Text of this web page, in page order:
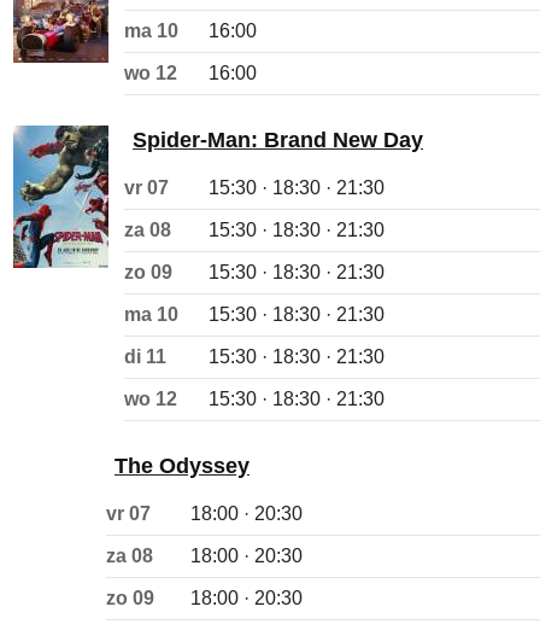
ma 10 16:00
wo 12 16:00
Spider-Man: Brand New Day
vr 07 15:30 · 18:30 · 21:30
za 08 15:30 · 18:30 · 21:30
zo 09 15:30 · 18:30 · 21:30
ma 10 15:30 · 18:30 · 21:30
di 11 15:30 · 18:30 · 21:30
wo 12 15:30 · 18:30 · 21:30
The Odyssey
vr 07 18:00 · 20:30
za 08 18:00 · 20:30
zo 09 18:00 · 20:30